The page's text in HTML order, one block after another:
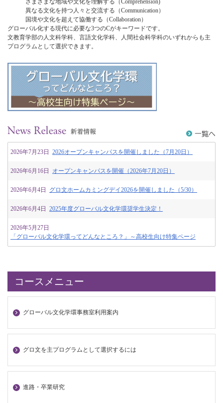
さまざまな地域や文化を理解する（Comprehension)
異なる文化を持つ人々と交流する（Communication）
国境や文化を超えて協働する（Collaboration）
グローバル化する現代に必要な3つのCがキーワードです。
文教育学部の人文科学科、言語文化学科、人間社会科学科のいずれからも主
プログラムとして選択できます。
2026年7月23日 2026オープンキャンパスを開催しました（7月20日）
2026年6月16日 オープンキャンパスを開催（2026年7月20日）
2026年6月4日 グロ文ホームカミングデイ2026を開催しました（5/30）
2026年6月4日 2025年度グローバル文化学環奨学生決定！
2026年5月27日
「グローバル文化学環ってどんなところ？」～高校生向け特集ページ
コースメニュー
グローバル文化学環事務室利用案内
グロ文を主プログラムとして選択するには
進路・卒業研究